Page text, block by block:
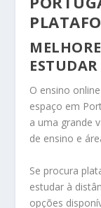
O ensino
espaço em
a uma grande
de ensino e
Se procura
estudar à
opções